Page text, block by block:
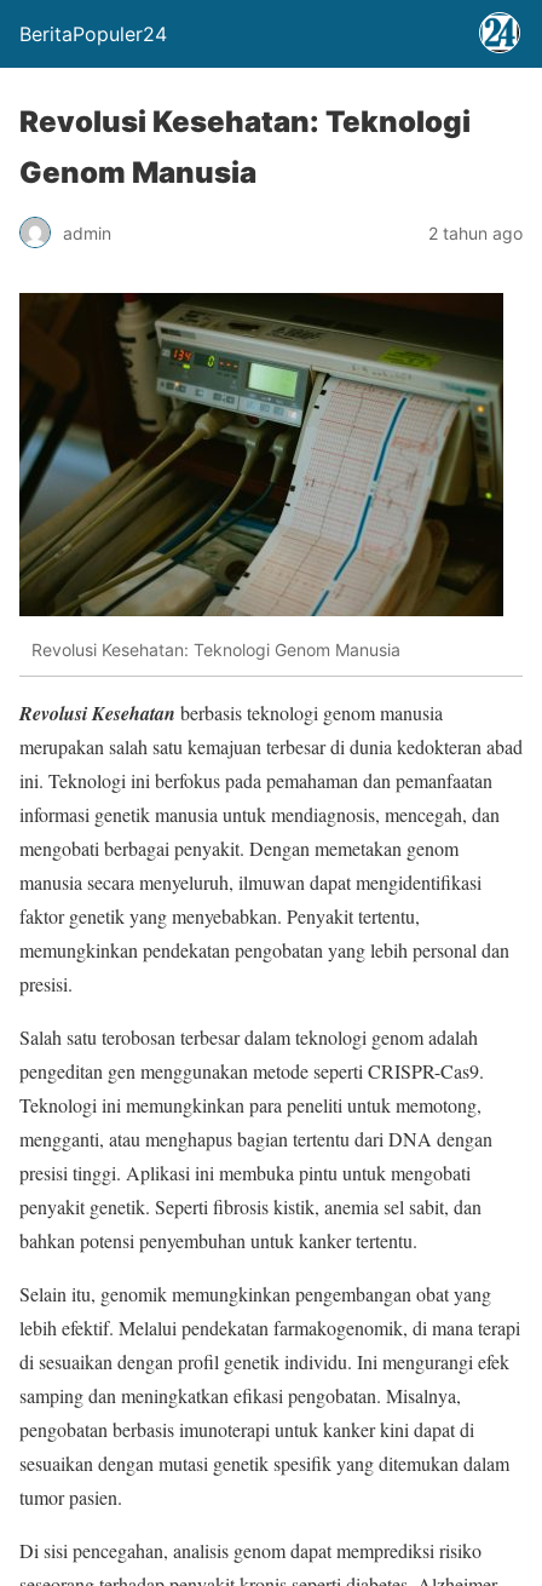
BeritaPopuler24
Revolusi Kesehatan: Teknologi
Genom Manusia
admin 2 tahun ago
Revolusi Kesehatan: Teknologi Genom Manusia
Revolusi Kesehatan berbasis teknologi genom manusia
merupakan salah satu kemajuan terbesar di dunia kedokteran abad
ini. Teknologi ini berfokus pada pemahaman dan pemanfaatan
informasi genetik manusia untuk mendiagnosis, mencegah, dan
mengobati berbagai penyakit. Dengan memetakan genom
manusia secara menyeluruh, ilmuwan dapat mengidentifikasi
faktor genetik yang menyebabkan. Penyakit tertentu,
memungkinkan pendekatan pengobatan yang lebih personal dan
presisi.
Salah satu terobosan terbesar dalam teknologi genom adalah
pengeditan gen menggunakan metode seperti CRISPR-Cas9.
Teknologi ini memungkinkan para peneliti untuk memotong,
mengganti, atau menghapus bagian tertentu dari DNA dengan
presisi tinggi. Aplikasi ini membuka pintu untuk mengobati
penyakit genetik. Seperti fibrosis kistik, anemia sel sabit, dan
bahkan potensi penyembuhan untuk kanker tertentu.
Selain itu, genomik memungkinkan pengembangan obat yang
lebih efektif. Melalui pendekatan farmakogenomik, di mana terapi
di sesuaikan dengan profil genetik individu. Ini mengurangi efek
samping dan meningkatkan efikasi pengobatan. Misalnya,
pengobatan berbasis imunoterapi untuk kanker kini dapat di
sesuaikan dengan mutasi genetik spesifik yang ditemukan dalam
tumor pasien.
Di sisi pencegahan, analisis genom dapat memprediksi risiko